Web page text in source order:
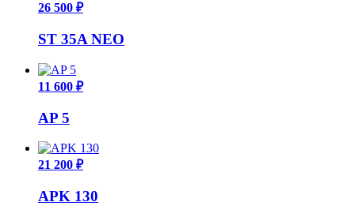
26 500 ₽
ST 35A NEO
11 600 ₽
AP 5
21 200 ₽
APK 130